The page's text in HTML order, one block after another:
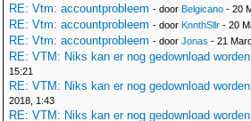
RE: Vtm: accountprobleem - door Belgicano - 20
RE: Vtm: accountprobleem - door KnnthSllr - 20
RE: Vtm: accountprobleem - door Jonas - 21
RE: VTM: Niks kan er nog gedownload worden
15:21
RE: VTM: Niks kan er nog gedownload worden
2018, 1:43
RE: VTM: Niks kan er nog gedownload worden